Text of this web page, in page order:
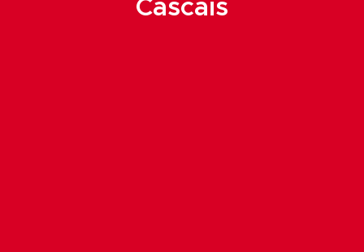
Cascais